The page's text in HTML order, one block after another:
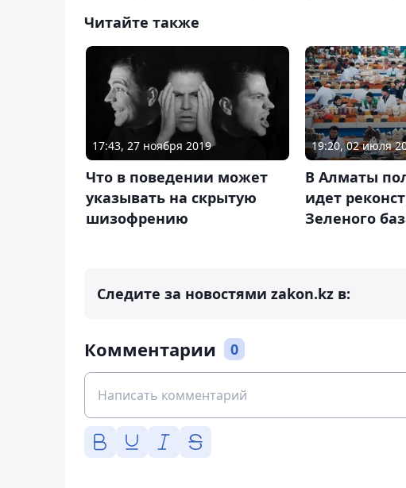
Читайте также
17:43, 27 ноября 2019
Что в поведении может
указывать на скрытую
шизофрению
19:20, 02 июля
В Алматы
идет
Зеленого
Следите за новостями zakon.kz в:
Комментарии 0